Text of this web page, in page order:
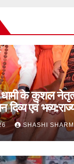
धामी के कुशल
एवं
SHASHI